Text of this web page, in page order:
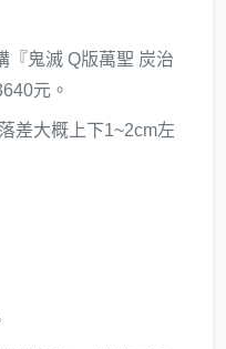
『鬼滅 Q版萬聖 炭治
元。
差大概上下1~2cm左